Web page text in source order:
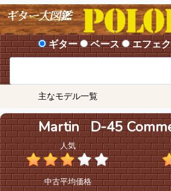
ギター ベース エフェ
主なモデル一覧
Martin D-45
人気
中古平均価格